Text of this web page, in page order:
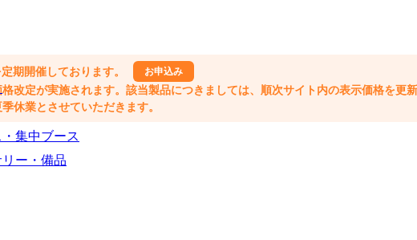
集中ブース
ー・備品
期開催しております。 お申込み
改定が実施されます。該当製品につきましては、順次サイト内の表示価格を更新
休業とさせていただきます。